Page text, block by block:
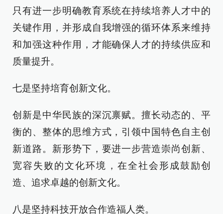
只有进一步明确教育系统在持续培养人才中的
关键作用，并形成自我增强的循环体系来维持
和加强这种作用，才能确保人才的持续供应和
质量提升。
七是坚持培育创新文化。
创新是中华民族的深沉禀赋。擅长动态的、平
衡的、整体的思维方式，引领中国特色自主创
新道路。新形势下，要进一步营造崇尚创新、
宽容失败的文化环境，在全社会形成鼓励创
造、追求卓越的创新文化。
八是坚持科技开放合作造福人类。